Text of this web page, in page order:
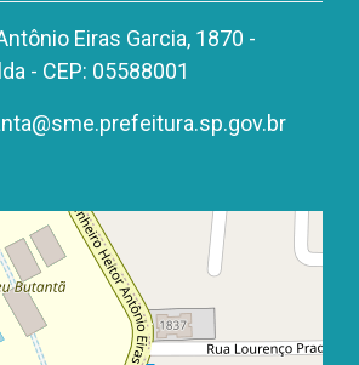
Eiras Garcia, 1870 -
- CEP: 05588001